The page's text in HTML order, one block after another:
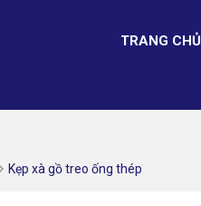
TRANG CHỦ
Kẹp xà gồ treo ống thép